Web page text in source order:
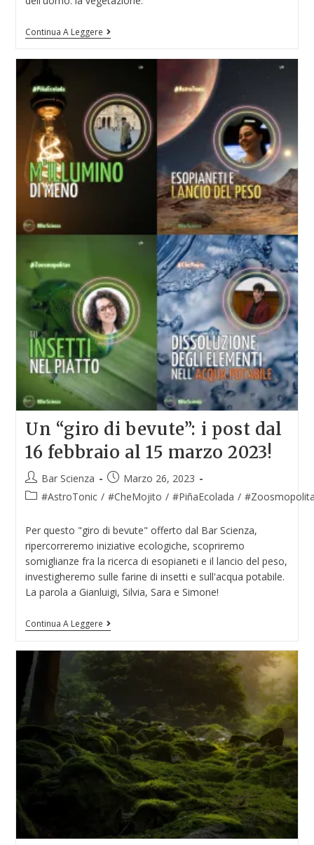
Continua A Leggere
Un “giro di bevute”: i post dal
16 febbraio al 15 marzo 2023!
Bar Scienza
Marzo 26, 2023
#AstroTonic / #CheMojito / #PiñaEcolada /
Per questo "giro di bevute" offerto dal Bar Scienza,
ripercorreremo iniziative ecologiche, scopriremo
somiglianze fra la ricerca di esopianeti e il lancio del peso,
investigheremo sulle farine di insetti e sull'acqua potabile.
La parola a Gianluigi, Silvia, Sara e Simone!
Continua A Leggere